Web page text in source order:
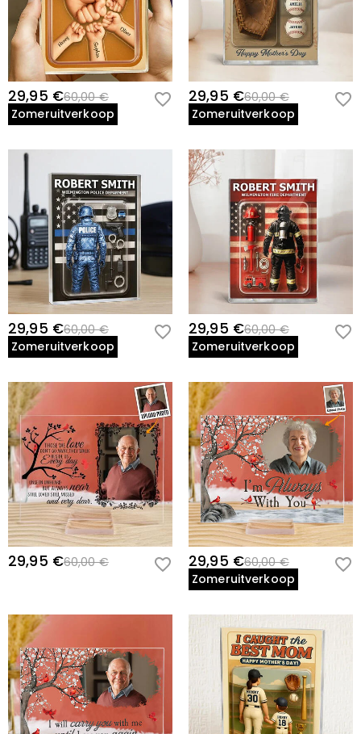
29,95 €60,00 €
Zomeruitverkoop
29,95 €60,00 €
Zomeruitverkoop
29,95 €60,00 €
Zomeruitverkoop
29,95 €60,00 €
Zomeruitverkoop
29,95 €60,00 € 29,95 €60,00 €
Zomeruitverkoop